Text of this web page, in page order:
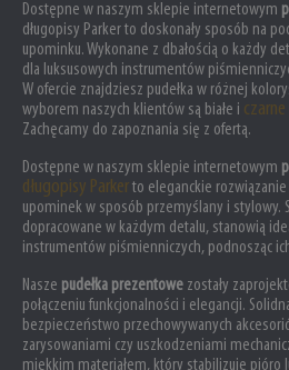
Dostępne w naszym sklepie internetowym
długopisy Parker to doskonały sposób na
upominku. Wykonane z dbałością o każdy
dla luksusowych instrumentów
W ofercie znajdziesz pudełka w różnej
wyborem naszych klientów są białe i
Zachęcamy do zapoznania się z ofertą.
Dostępne w naszym sklepie internetowym
długopisy Parkerto eleganckie
upominek w sposób przemyślany i stylowy.
dopracowane w każdym detalu, stanowią
instrumentów piśmienniczych, podnosząc
Nasze pudełka prezentowe zostały
połączeniu funkcjonalności i elegancji.
bezpieczeństwo przechowywanych
zarysowaniami czy uszkodzeniami
miękkim materiałem, który stabilizuje pióro